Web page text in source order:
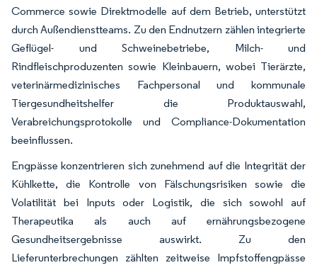
Commerce sowie Direktmodelle auf dem Betrieb, unterstützt
durch Außendienstteams. Zu den Endnutzern zählen integrierte
Geflügel- und Schweinebetriebe, Milch- und
Rindfleischproduzenten sowie Kleinbauern, wobei Tierärzte,
veterinärmedizinisches Fachpersonal und kommunale
Tiergesundheitshelfer die Produktauswahl,
Verabreichungsprotokolle und Compliance-Dokumentation
beeinflussen.
Engpässe konzentrieren sich zunehmend auf die Integrität der
Kühlkette, die Kontrolle von Fälschungsrisiken sowie die
Volatilität bei Inputs oder Logistik, die sich sowohl auf
Therapeutika als auch auf ernährungsbezogene
Gesundheitsergebnisse auswirkt. Zu den
Lieferunterbrechungen zählten zeitweise Impfstoffengpässe